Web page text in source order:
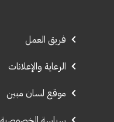
فريق العمل
الرعاية والإعلانات
موقع لسان مبين